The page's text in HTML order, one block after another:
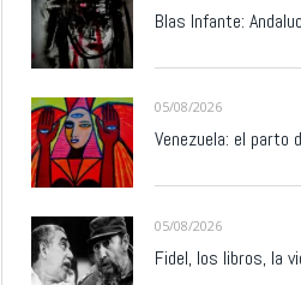
Blas Infante:
05/08/2026
Venezuela: el parto
05/08/2026
Fidel, los libros, la